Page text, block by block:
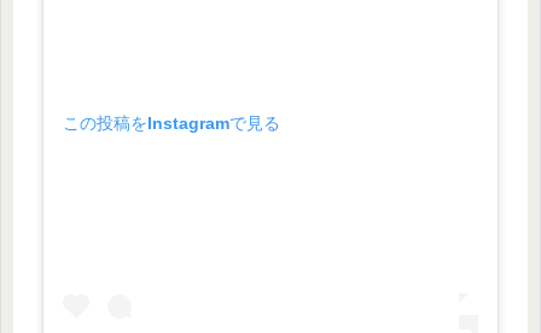
この投稿をInstagramで見る